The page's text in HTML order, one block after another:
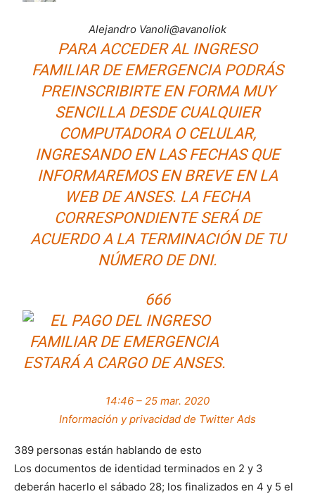
Alejandro Vanoli@avanoliok
PARA ACCEDER AL INGRESO
FAMILIAR DE EMERGENCIA PODRÁS
PREINSCRIBIRTE EN FORMA MUY
SENCILLA DESDE CUALQUIER
COMPUTADORA O CELULAR,
INGRESANDO EN LAS FECHAS QUE
INFORMAREMOS EN BREVE EN LA
WEB DE ANSES. LA FECHA
CORRESPONDIENTE SERÁ DE
ACUERDO A LA TERMINACIÓN DE TU
NÚMERO DE DNI.
666
14:46 – 25 mar. 2020
Información y privacidad de Twitter Ads
389 personas están hablando de esto
Los documentos de identidad terminados en 2 y 3
deberán hacerlo el sábado 28; los finalizados en 4 y 5 el